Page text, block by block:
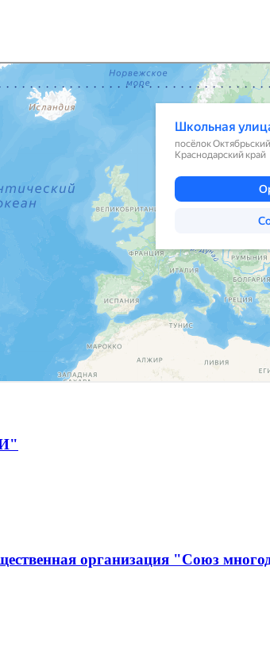
организация "Союз